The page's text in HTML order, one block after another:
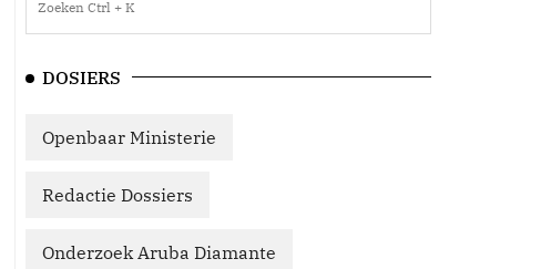
DOSIERS
Openbaar Ministerie
Redactie Dossiers
Onderzoek Aruba Diamante